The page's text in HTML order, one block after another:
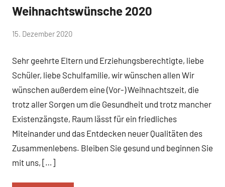
Allgemein
Weihnachtswünsche 2020
von
Peißenberg
15. Dezember 2020
Sehr geehrte Eltern und Erziehungsberechtigte, liebe
Schüler, liebe Schulfamilie, wir wünschen allen Wir
wünschen außerdem eine (Vor-) Weihnachtszeit, die
trotz aller Sorgen um die Gesundheit und trotz mancher
Existenzängste, Raum lässt für ein friedliches
Miteinander und das Entdecken neuer Qualitäten des
Zusammenlebens. Bleiben Sie gesund und beginnen Sie
mit uns, […]